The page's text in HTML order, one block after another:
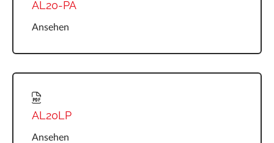
AL20-PA
Ansehen
AL20LP
Ansehen